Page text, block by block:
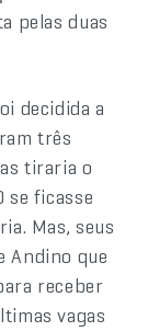
pelas duas
decidida a
três
tiraria o
se ficasse
Mas, seus
Andino que
receber
vagas